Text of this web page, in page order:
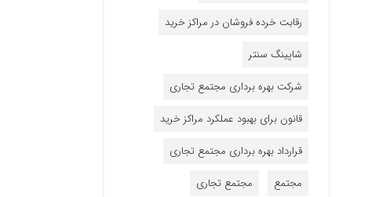
رقابت خرده فروشان در مراکز خرید
شاپینگ سنتر
شرکت بهره برداری مجتمع تجاری
قانون برای بهبود عملکرد مراکز خرید
قرارداد بهره برداری مجتمع تجاری
مجتمع
مجتمع تجاری